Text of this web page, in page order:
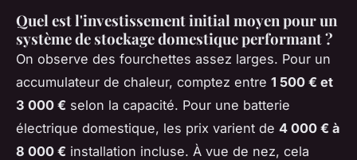
Quel est l'investissement initial moyen pour un
système de stockage domestique performant ?
On observe des fourchettes assez larges. Pour un
accumulateur de chaleur, comptez entre 1 500 € et
3 000 € selon la capacité. Pour une batterie
électrique domestique, les prix varient de 4 000 € à
8 000 € installation incluse. À vue de nez, cela